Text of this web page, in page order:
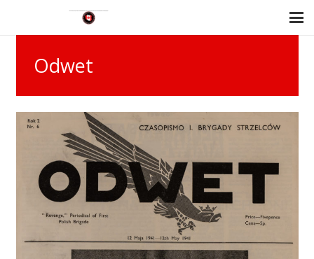
Odwet